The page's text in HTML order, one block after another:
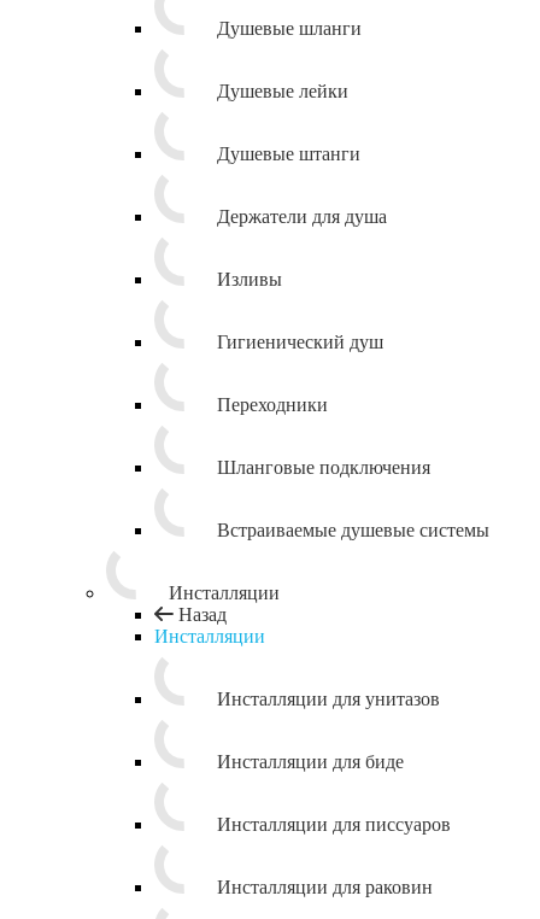
Душевые шланги
Душевые лейки
Душевые штанги
Держатели для душа
Изливы
Гигиенический душ
Переходники
Шланговые подключения
Встраиваемые душевые системы
Инсталляции
Назад
Инсталляции
Инсталляции для унитазов
Инсталляции для биде
Инсталляции для писсуаров
Инсталляции для раковин